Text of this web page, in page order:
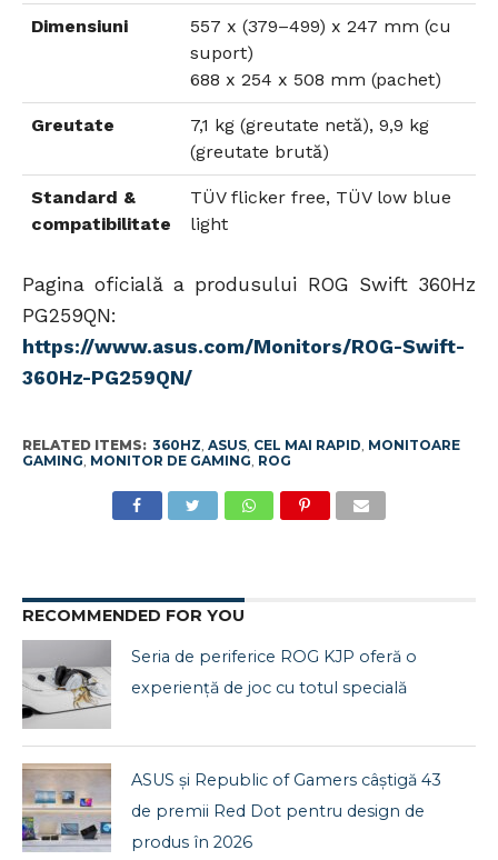
Dimensiuni
557 x (379–499) x 247 mm (cu
suport)
688 x 254 x 508 mm (pachet)
Greutate
7,1 kg (greutate netă), 9,9 kg
(greutate brută)
Standard &
compatibilitate
TÜV flicker free, TÜV low blue
light
Pagina oficială a produsului ROG Swift 360Hz
PG259QN:
https://www.asus.com/Monitors/ROG-Swift-
360Hz-PG259QN/
RELATED ITEMS: 360HZ ASUS, CEL MAI RAPID MONITOARE
GAMING MONITOR DE GAMING ROG
RECOMMENDED FOR YOU
Seria de periferice ROG KJP oferă o
experiență de joc cu totul specială
ASUS și Republic of Gamers câștigă 43
de premii Red Dot pentru design de
produs în 2026